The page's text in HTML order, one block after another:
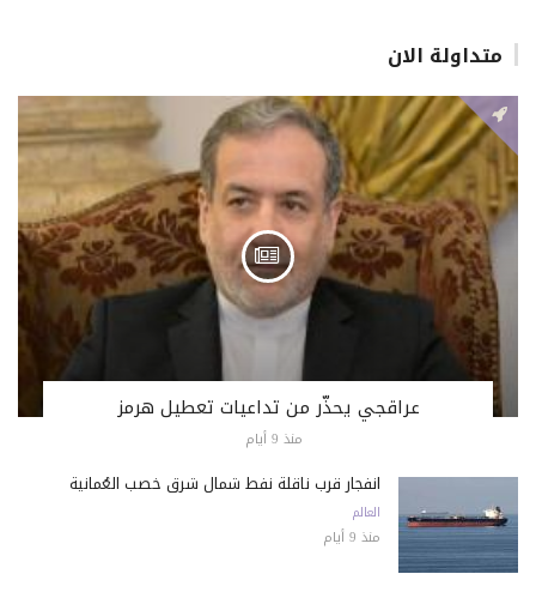
متداولة الان
عراقجي يحذّر من تداعيات تعطيل هرمز
منذ 9 أيام
انفجار قرب ناقلة نفط شمال شرق خصب العُمانية
العالم
منذ 9 أيام